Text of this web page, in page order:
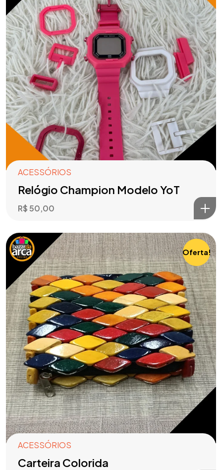
ACESSÓRIOS
Relógio Champion Modelo YoT
R$50,00
Oferta!
ACESSÓRIOS
Carteira Colorida